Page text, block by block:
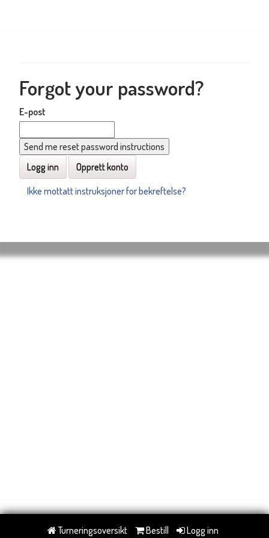
Forgot your password?
E-post
Logg inn
Opprett konto
Ikke mottatt instruksjoner for bekreftelse?
Turneringsoversikt Bestill Logg inn